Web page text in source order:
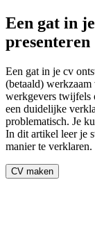
Een gat in
presenteren
Een gat in je cv
(betaald)
werkgevers twijfels
een duidelijke
problematisch. Je
In dit artikel leer je
manier te verklaren.
CV maken